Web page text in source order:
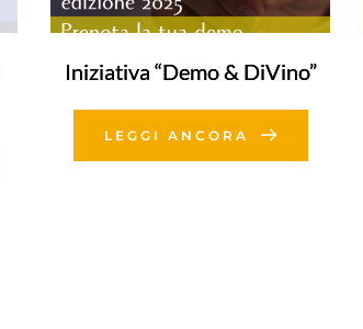
Iniziativa “Demo & DiVino”
LEGGI ANCORA